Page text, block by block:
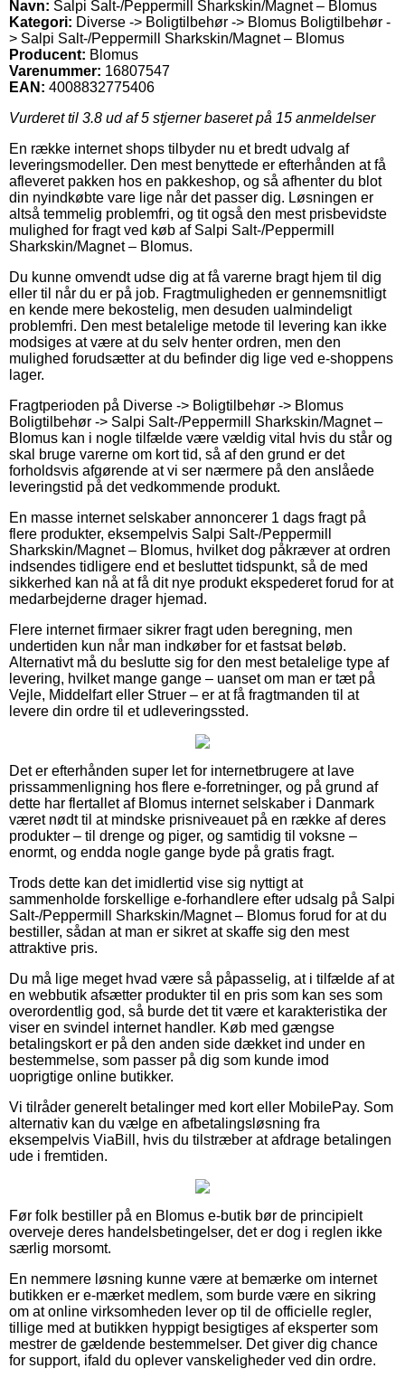
Navn: Salpi Salt-/Peppermill Sharkskin/Magnet – Blomus
Kategori: Diverse -> Boligtilbehør -> Blomus Boligtilbehør -
> Salpi Salt-/Peppermill Sharkskin/Magnet – Blomus
Producent: Blomus
Varenummer: 16807547
EAN: 4008832775406
Vurderet til 3.8 ud af 5 stjerner baseret på 15 anmeldelser
En række internet shops tilbyder nu et bredt udvalg af
leveringsmodeller. Den mest benyttede er efterhånden at få
afleveret pakken hos en pakkeshop, og så afhenter du blot
din nyindkøbte vare lige når det passer dig. Løsningen er
altså temmelig problemfri, og tit også den mest prisbevidste
mulighed for fragt ved køb af Salpi Salt-/Peppermill
Sharkskin/Magnet – Blomus.
Du kunne omvendt udse dig at få varerne bragt hjem til dig
eller til når du er på job. Fragtmuligheden er gennemsnitligt
en kende mere bekostelig, men desuden ualmindeligt
problemfri. Den mest betalelige metode til levering kan ikke
modsiges at være at du selv henter ordren, men den
mulighed forudsætter at du befinder dig lige ved e-shoppens
lager.
Fragtperioden på Diverse -> Boligtilbehør -> Blomus
Boligtilbehør -> Salpi Salt-/Peppermill Sharkskin/Magnet –
Blomus kan i nogle tilfælde være vældig vital hvis du står og
skal bruge varerne om kort tid, så af den grund er det
forholdsvis afgørende at vi ser nærmere på den anslåede
leveringstid på det vedkommende produkt.
En masse internet selskaber annoncerer 1 dags fragt på
flere produkter, eksempelvis Salpi Salt-/Peppermill
Sharkskin/Magnet – Blomus, hvilket dog påkræver at ordren
indsendes tidligere end et besluttet tidspunkt, så de med
sikkerhed kan nå at få dit nye produkt ekspederet forud for at
medarbejderne drager hjemad.
Flere internet firmaer sikrer fragt uden beregning, men
undertiden kun når man indkøber for et fastsat beløb.
Alternativt må du beslutte sig for den mest betalelige type af
levering, hvilket mange gange – uanset om man er tæt på
Vejle, Middelfart eller Struer – er at få fragtmanden til at
levere din ordre til et udleveringssted.
Det er efterhånden super let for internetbrugere at lave
prissammenligning hos flere e-forretninger, og på grund af
dette har flertallet af Blomus internet selskaber i Danmark
været nødt til at mindske prisniveauet på en række af deres
produkter – til drenge og piger, og samtidig til voksne –
enormt, og endda nogle gange byde på gratis fragt.
Trods dette kan det imidlertid vise sig nyttigt at
sammenholde forskellige e-forhandlere efter udsalg på Salpi
Salt-/Peppermill Sharkskin/Magnet – Blomus forud for at du
bestiller, sådan at man er sikret at skaffe sig den mest
attraktive pris.
Du må lige meget hvad være så påpasselig, at i tilfælde af at
en webbutik afsætter produkter til en pris som kan ses som
overordentlig god, så burde det tit være et karakteristika der
viser en svindel internet handler. Køb med gængse
betalingskort er på den anden side dækket ind under en
bestemmelse, som passer på dig som kunde imod
uoprigtige online butikker.
Vi tilråder generelt betalinger med kort eller MobilePay. Som
alternativ kan du vælge en afbetalingsløsning fra
eksempelvis ViaBill, hvis du tilstræber at afdrage betalingen
ude i fremtiden.
Før folk bestiller på en Blomus e-butik bør de principielt
overveje deres handelsbetingelser, det er dog i reglen ikke
særlig morsomt.
En nemmere løsning kunne være at bemærke om internet
butikken er e-mærket medlem, som burde være en sikring
om at online virksomheden lever op til de officielle regler,
tillige med at butikken hyppigt besigtiges af eksperter som
mestrer de gældende bestemmelser. Det giver dig chance
for support, ifald du oplever vanskeligheder ved din ordre.